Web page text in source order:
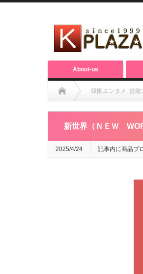
About-us
韓国エンタメ , 芸能
新世界（ＮＥＷ
2025/4/24 記事内に商品プ